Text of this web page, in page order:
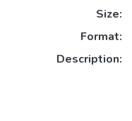
Size:
Format:
Description: